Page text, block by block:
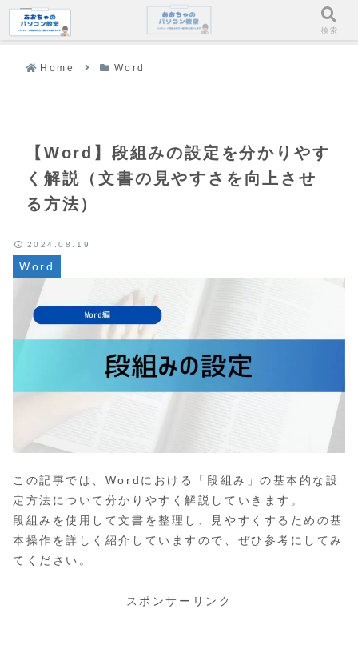
Home Word
【Word】段組みの設定を分かりやす
く解説（文書の見やすさを向上させ
る方法）
Word
2024.08.19
この記事では、Wordにおける「段組み」の基本的な設
定方法について分かりやすく解説していきます。
段組みを使用して文書を整理し、見やすくするための基
本操作を詳しく紹介していますので、ぜひ参考にしてみ
てください。
スポンサーリンク
メニュー 検索